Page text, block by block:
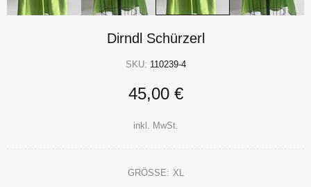
Dirndl Schürzerl
SKU: 110239-4
45,00 €
inkl. MwSt.
GRÖSSE: XL